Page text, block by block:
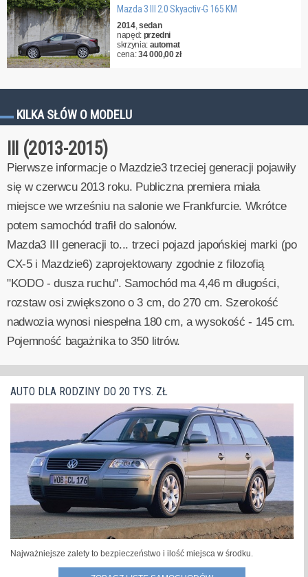
Mazda 3 III 2.0 Skyactiv-G 165 KM
2014,sedan
napęd: przedni
skrzynia: automat
cena:34 000,00 zł
KILKA SŁÓW O MODELU
III (2013-2015)
Pierwsze informacje o Mazdzie3 trzeciej generacji pojawiły
się w czerwcu 2013 roku. Publiczna premiera miała
miejsce we wrześniu na salonie we Frankfurcie. Wkrótce
potem samochód trafił do salonów.
Mazda3 III generacji to... trzeci pojazd japońskiej marki (po
CX-5 i Mazdzie6) zaprojektowany zgodnie z filozofią
"KODO - dusza ruchu". Samochód ma 4,46 m długości,
rozstaw osi zwiększono o 3 cm, do 270 cm. Szerokość
nadwozia wynosi niespełna 180 cm, a wysokość - 145 cm.
Pojemność bagażnika to 350 litrów.
AUTO DLA RODZINY DO 20 TYS. ZŁ
Najważniejsze zalety to bezpieczeństwo i ilość miejsca w środku.